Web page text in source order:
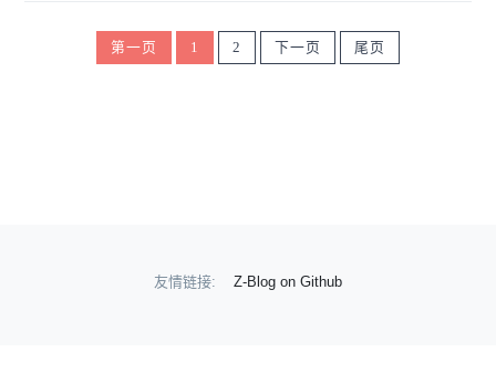
第一页 1 2 下一页 尾页
友情链接: Z-Blog on Github